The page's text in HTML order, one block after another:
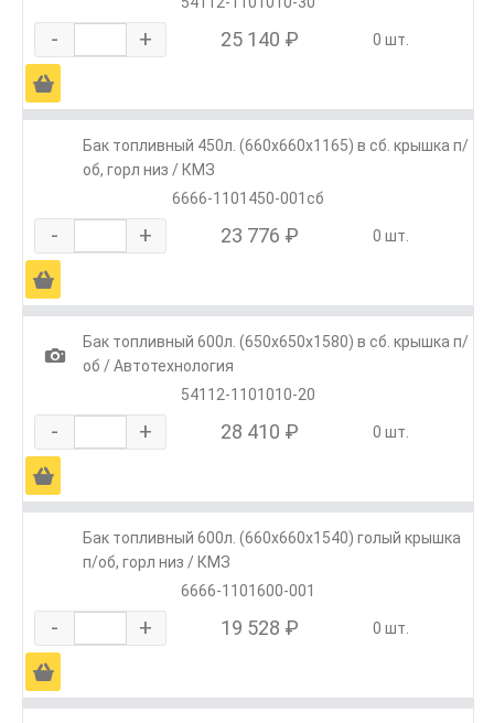
- + 25 140 ₽ 0 шт.
Ä
Бак топливный 450л. (660х660х1165) в сб. крышка п/
об, горл низ / КМЗ
6666-1101450-001сб
- + 23 776 ₽ 0 шт.
Ä
1
Бак топливный 600л. (650х650х1580) в сб. крышка п/
об / Автотехнология
54112-1101010-20
- + 28 410 ₽ 0 шт.
Ä
Бак топливный 600л. (660х660х1540) голый крышка
п/об, горл низ / КМЗ
6666-1101600-001
- + 19 528 ₽ 0 шт.
Ä